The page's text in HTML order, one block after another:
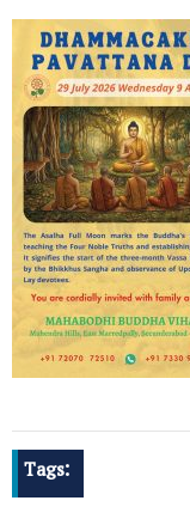
Tags: